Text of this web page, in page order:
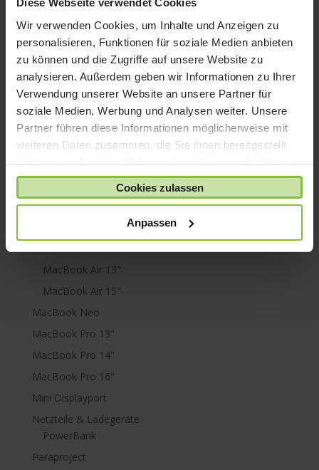
Diese Webseite verwendet Cookies
Wir verwenden Cookies, um Inhalte und Anzeigen zu
personalisieren, Funktionen für soziale Medien anbieten
zu können und die Zugriffe auf unsere Website zu
analysieren. Außerdem geben wir Informationen zu Ihrer
Verwendung unserer Website an unsere Partner für
soziale Medien, Werbung und Analysen weiter. Unsere
Partner führen diese Informationen möglicherweise mit
weiteren Daten zusammen, die Sie ihnen bereitgestellt
haben oder die sie im Rahmen Ihrer Nutzung der Dienste
gesammelt haben.
Cookies zulassen
Anpassen
iPod shuffle
iPod touch
Kabel & Adapter
Kopfhörer
LaCie Rugged
Lightning
Mac mini
Mac Pro
MacBook
M1
MacBook Air 13"
MacBook Air 15"
MacBook Neo
MacBook Pro 13"
MacBook Pro 14"
MacBook Pro 16"
Mini Displayport
Netzteile & Ladegeräte
PowerBank
Paraproject